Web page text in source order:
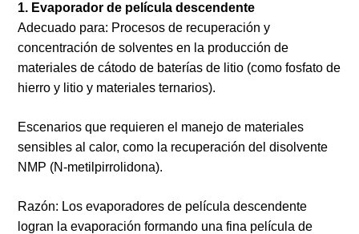
1. Evaporador de película descendente
Adecuado para: Procesos de recuperación y
concentración de solventes en la producción de
materiales de cátodo de baterías de litio (como fosfato de
hierro y litio y materiales ternarios).
Escenarios que requieren el manejo de materiales
sensibles al calor, como la recuperación del disolvente
NMP (N-metilpirrolidona).
Razón: Los evaporadores de película descendente
logran la evaporación formando una fina película de